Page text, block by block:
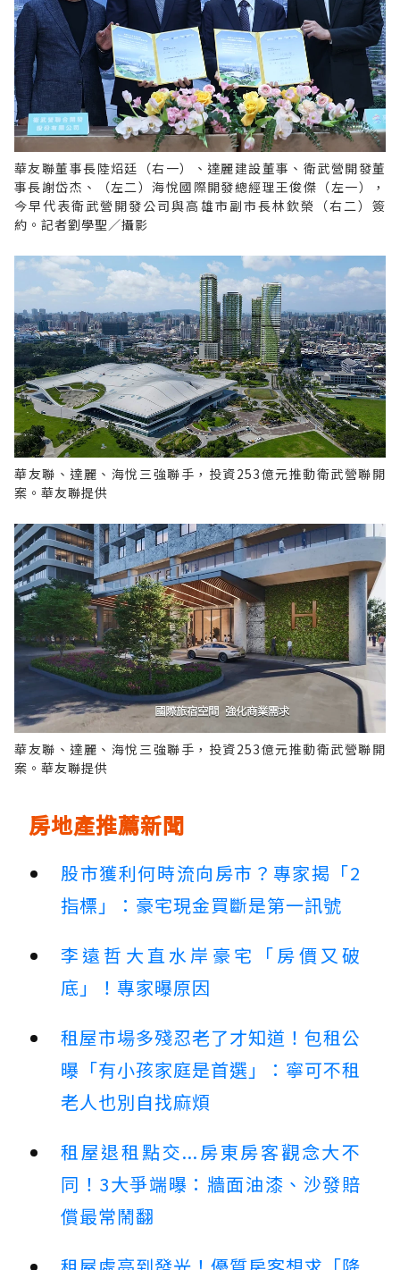
華友聯董事長陸炤廷（右一）、達麗建設董事、衛武營開發董
事長謝岱杰、（左二）海悅國際開發總經理王俊傑（左一），
今早代表衛武營開發公司與高雄市副市長林欽榮（右二）簽
約。記者劉學聖／攝影
華友聯、達麗、海悅三強聯手，投資253億元推動衛武營聯開
案。華友聯提供
華友聯、達麗、海悅三強聯手，投資253億元推動衛武營聯開
案。華友聯提供
房地產推薦新聞
股市獲利何時流向房市？專家揭「2
指標」：豪宅現金買斷是第一訊號
李遠哲大直水岸豪宅「房價又破
底」！專家曝原因
租屋市場多殘忍老了才知道！包租公
曝「有小孩家庭是首選」：寧可不租
老人也別自找麻煩
租屋退租點交...房東房客觀念大不
同！3大爭端曝：牆面油漆、沙發賠
償最常鬧翻